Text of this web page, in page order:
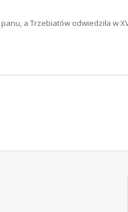
a Trzebiatów odwiedziła w